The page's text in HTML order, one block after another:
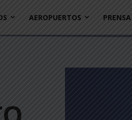
AEROPUERTOS PRENSA